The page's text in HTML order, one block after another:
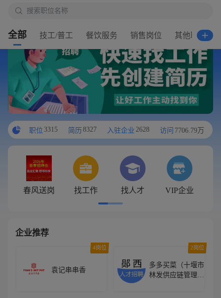
 搜索职位名称
职位 3315 简历 8327 入驻企业 2628 访问 7706.79万
春风送岗 找工作 找人才 VIP企业
企业推荐
袁记串串香
4岗位
多多买菜（十堰市
林发供应链管理有
2岗位
 搜索职位名称
全部 技工/普工 餐饮服务 销售岗位 其他职位